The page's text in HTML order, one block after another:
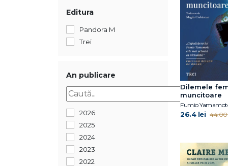
Editura
Pandora M
Trei
An publicare
2026
2025
2024
2023
2022
Dilemele
muncitoare
Fumio
26.4 lei 44.00